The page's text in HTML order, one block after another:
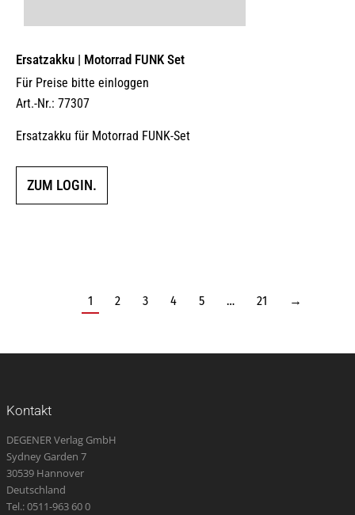
Ersatzakku | Motorrad FUNK Set
Für Preise bitte einloggen
Art.-Nr.: 77307
Ersatzakku für Motorrad FUNK-Set
ZUM LOGIN.
1 2 3 4 5 … 21 →
Kontakt
DEGENER Verlag GmbH
Sydney Garden 7
30539 Hannover
Deutschland
Tel.: 0511-963 60 0